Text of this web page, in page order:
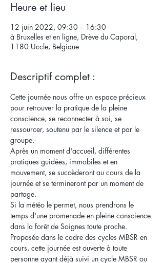
Heure et lieu
12 juin 2022, 09:30 – 16:30
à Bruxelles et en ligne, Drève du Caporal,
1180 Uccle, Belgique
Descriptif complet :
Cette journée nous offre un espace précieux
pour retrouver la pratique de la pleine
conscience, se reconnecter à soi, se
ressourcer, soutenu par le silence et par le
groupe.
Après un moment d'accueil, différentes
pratiques guidées, immobiles et en
mouvement, se succèderont au cours de la
journée et se termineront par un moment de
partage.
Si la météo le permet, nous prendrons le
temps d'une promenade en pleine conscience
dans la forêt de Soignes toute proche.
Proposée dans le cadre des cycles MBSR en
cours, cette journée est ouverte à toute
personne ayant déjà suivi un cycle MBSR ou